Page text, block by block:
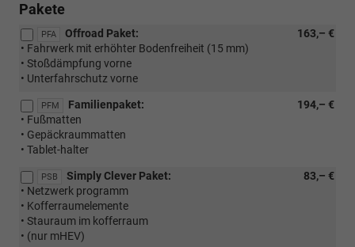
Pakete
PFA 163,– €
Offroad Paket:
• Fahrwerk mit erhöhter Bodenfreiheit (15 mm)
• Stoßdämpfung vorne
• Unterfahrschutz vorne
PFM 194,– €
Familienpaket:
• Fußmatten
• Gepäckraummatten
• Tablet-halter
PSB 83,– €
Simply Clever Paket:
• Netzwerk programm
• Kofferraumelemente
• Stauraum im kofferraum
• (nur mHEV)